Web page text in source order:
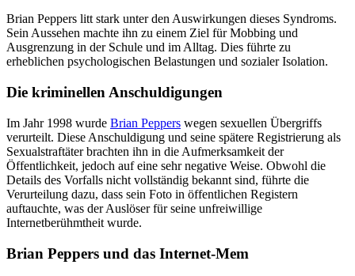
Brian Peppers litt stark unter den Auswirkungen dieses Syndroms.
Sein Aussehen machte ihn zu einem Ziel für Mobbing und
Ausgrenzung in der Schule und im Alltag. Dies führte zu
erheblichen psychologischen Belastungen und sozialer Isolation.
Die kriminellen Anschuldigungen
Im Jahr 1998 wurde Brian Peppers wegen sexuellen Übergriffs
verurteilt. Diese Anschuldigung und seine spätere Registrierung als
Sexualstraftäter brachten ihn in die Aufmerksamkeit der
Öffentlichkeit, jedoch auf eine sehr negative Weise. Obwohl die
Details des Vorfalls nicht vollständig bekannt sind, führte die
Verurteilung dazu, dass sein Foto in öffentlichen Registern
auftauchte, was der Auslöser für seine unfreiwillige
Internetberühmtheit wurde.
Brian Peppers und das Internet-Mem